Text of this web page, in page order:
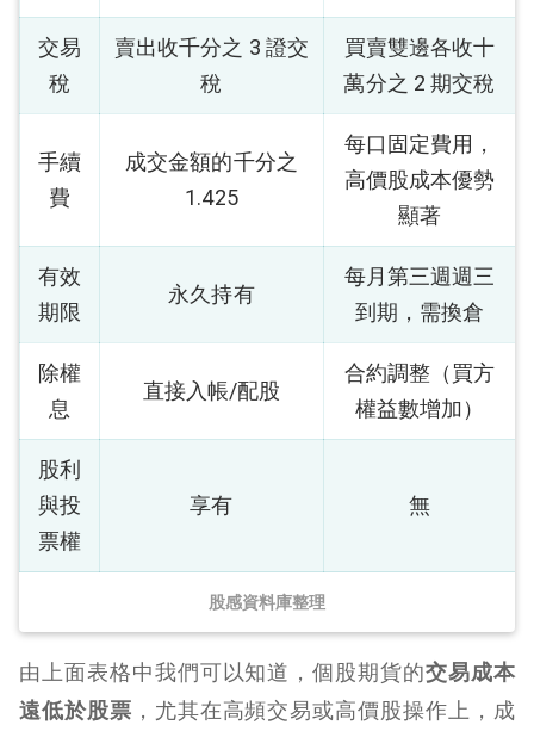
股感資料庫整理
交易
稅
賣出收千分之 3 證交
稅
買賣雙邊各收十
萬分之 2 期交稅
手續
費
成交金額的千分之
1.425
每口固定費用，
高價股成本優勢
顯著
有效
期限
永久持有
每月第三週週三
到期，需換倉
除權
息
直接入帳/配股
合約調整（買方
權益數增加）
股利
與投
票權
享有 無
由上面表格中我們可以知道，個股期貨的交易成本
遠低於股票 ，尤其在高頻交易或高價股操作上，成